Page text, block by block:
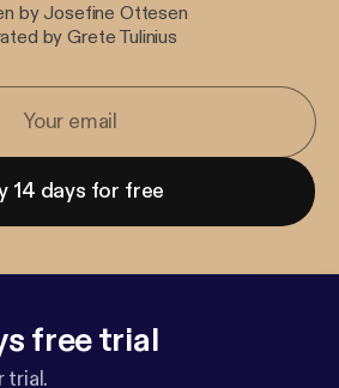
by Josefine Ottesen
by Grete Tulinius
14 days for free
free trial
trial.